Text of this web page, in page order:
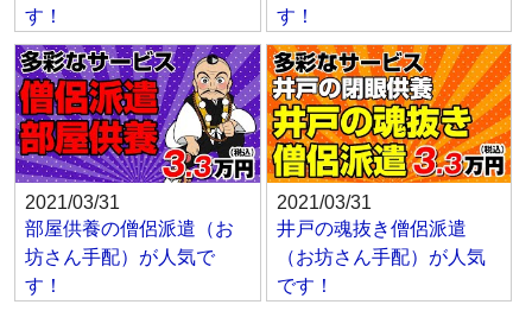
す！
す！
2021/03/31
部屋供養の僧侶派遣（お
坊さん手配）が人気で
す！
2021/03/31
井戸の魂抜き僧侶派遣
（お坊さん手配）が人気
です！